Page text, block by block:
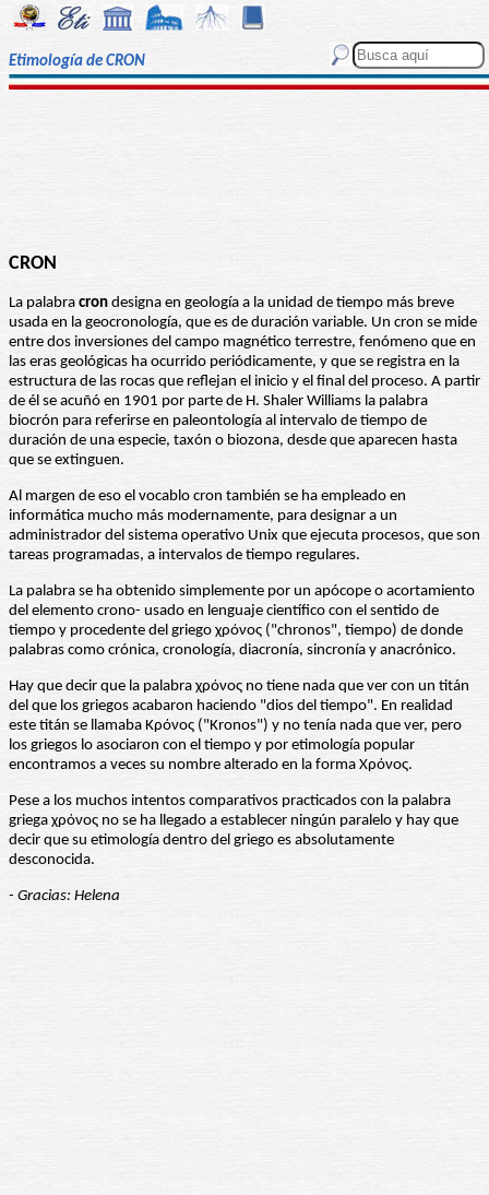
Etimología de CRON
CRON
La palabra cron designa en geología a la unidad de tiempo más breve
usada en la geocronología, que es de duración variable. Un cron se mide
entre dos inversiones del campo magnético terrestre, fenómeno que en
las eras geológicas ha ocurrido periódicamente, y que se registra en la
estructura de las rocas que reflejan el inicio y el final del proceso. A partir
de él se acuñó en 1901 por parte de H. Shaler Williams la palabra
biocrón para referirse en paleontología al intervalo de tiempo de
duración de una especie, taxón o biozona, desde que aparecen hasta
que se extinguen.
Al margen de eso el vocablo cron también se ha empleado en
informática mucho más modernamente, para designar a un
administrador del sistema operativo Unix que ejecuta procesos, que son
tareas programadas, a intervalos de tiempo regulares.
La palabra se ha obtenido simplemente por un apócope o acortamiento
del elemento crono- usado en lenguaje científico con el sentido de
tiempo y procedente del griego χρόνος ("chronos", tiempo) de donde
palabras como crónica, cronología, diacronía, sincronía y anacrónico.
Hay que decir que la palabra χρόνος no tiene nada que ver con un titán
del que los griegos acabaron haciendo "dios del tiempo". En realidad
este titán se llamaba Κρόνος ("Kronos") y no tenía nada que ver, pero
los griegos lo asociaron con el tiempo y por etimología popular
encontramos a veces su nombre alterado en la forma Χρόνος.
Pese a los muchos intentos comparativos practicados con la palabra
griega χρόνος no se ha llegado a establecer ningún paralelo y hay que
decir que su etimología dentro del griego es absolutamente
desconocida.
- Gracias: Helena